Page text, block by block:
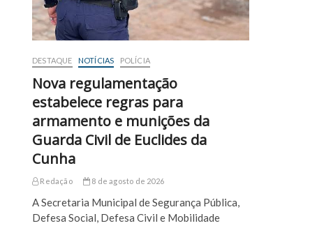
DESTAQUE NOTÍCIAS POLÍCIA
Nova regulamentação
estabelece regras para
armamento e munições da
Guarda Civil de Euclides da
Cunha
Redação 8 de agosto de 2026
A Secretaria Municipal de Segurança Pública,
Defesa Social, Defesa Civil e Mobilidade